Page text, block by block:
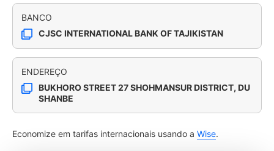
BANCO
CJSC INTERNATIONAL BANK OF TAJIKISTAN
ENDEREÇO
BUKHORO STREET 27 SHOHMANSUR DISTRICT, DU
SHANBE
Economize em tarifas internacionais usando a Wise.